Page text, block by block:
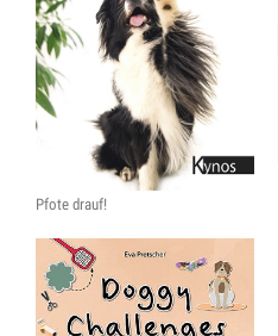
Pfote drauf!